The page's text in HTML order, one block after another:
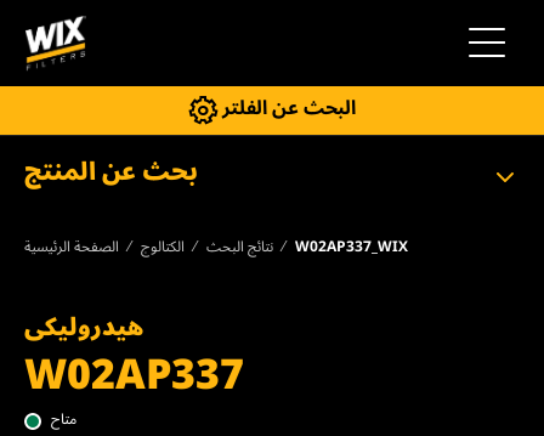
التنقل
البحث عن الفلتر
بحث عن المنتج
الصفحة الرئيسية الكتالوج نتائج البحث W02AP337_WIX
هيدروليكى
W02AP337
متاح